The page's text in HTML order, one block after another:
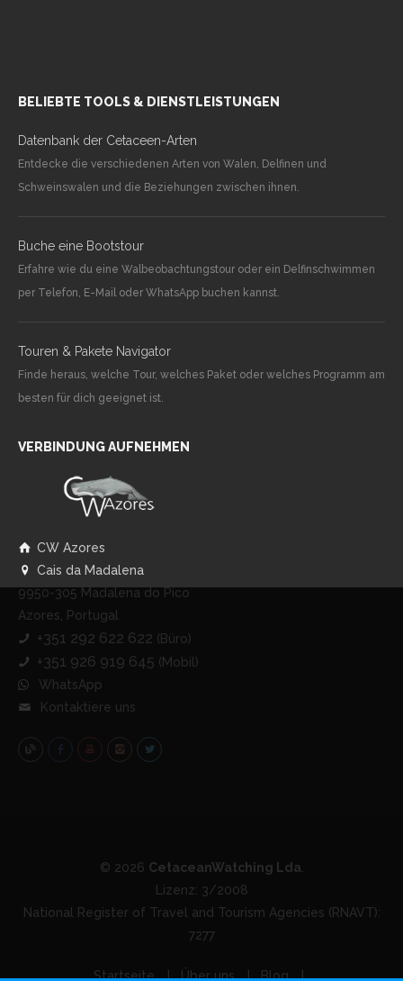
BELIEBTE TOOLS & DIENSTLEISTUNGEN
Datenbank der Cetaceen-Arten
Entdecke die verschiedenen Arten von Walen, Delfinen und
Schweinswalen und die Beziehungen zwischen ihnen.
Buche eine Bootstour
Erfahre wie du eine Walbeobachtungstour oder ein Delfinschwimmen
per Telefon, E-Mail oder WhatsApp buchen kannst.
Touren & Pakete Navigator
Finde heraus, welche Tour, welches Paket oder welches Programm am
besten für dich geeignet ist.
VERBINDUNG AUFNEHMEN
CW Azores
Cais da Madalena
9950-305 Madalena do Pico
Azores, Portugal
+351 292 622 622 (Büro)
+351 926 919 645 (Mobil)
WhatsApp
Kontaktiere uns
© 2026 CetaceanWatching Lda
Lizenz: 3/2008
National Register of Travel and Tourism Agencies (RNAVT):
7277
Startseite Über uns Blog